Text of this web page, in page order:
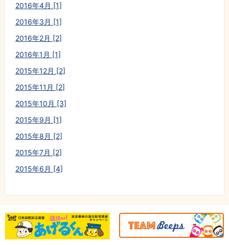
2016年4月 [1]
2016年3月 [1]
2016年2月 [2]
2016年1月 [1]
2015年12月 [2]
2015年11月 [2]
2015年10月 [3]
2015年9月 [1]
2015年8月 [2]
2015年7月 [2]
2015年6月 [4]